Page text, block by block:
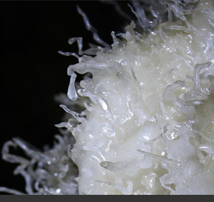
de
Tullins